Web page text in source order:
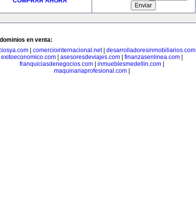
en venta:
comerciointernacional.net| desarrolladoresinmobiliarios.com
exitoeconomico.com| asesoresdeviajes.com| finanzasenlinea.com|
franquiciasdenegocios.com| inmueblesmedellin.com|
maquinariaprofesional.com|